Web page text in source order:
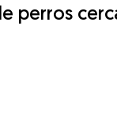
perros